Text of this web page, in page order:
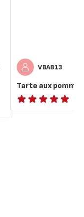
VBA813
Tarte aux pommes
ratings.NaN